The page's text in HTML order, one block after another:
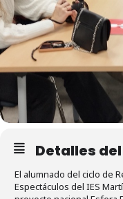
Detalles
El alumnado del ciclo de
Espectáculos del IES